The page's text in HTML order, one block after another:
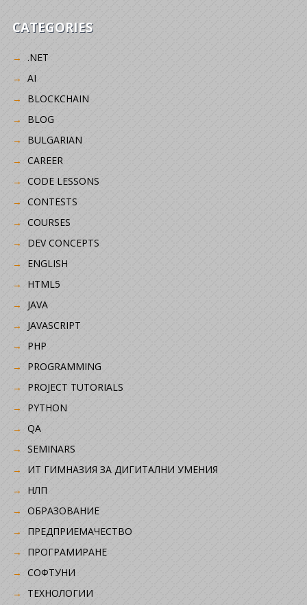
CATEGORIES
.NET
AI
BLOCKCHAIN
BLOG
BULGARIAN
CAREER
CODE LESSONS
CONTESTS
COURSES
DEV CONCEPTS
ENGLISH
HTML5
JAVA
JAVASCRIPT
PHP
PROGRAMMING
PROJECT TUTORIALS
PYTHON
QA
SEMINARS
ИТ ГИМНАЗИЯ ЗА ДИГИТАЛНИ УМЕНИЯ
НЛП
ОБРАЗОВАНИЕ
ПРЕДПРИЕМАЧЕСТВО
ПРОГРАМИРАНЕ
СОФТУНИ
ТЕХНОЛОГИИ